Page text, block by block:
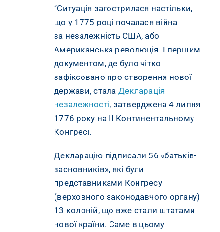
“Ситуація загострилася настільки,
що у 1775 році почалася війна
за незалежність США, або
Американська революція. І першим
документом, де було чітко
зафіксовано про створення нової
держави, стала Декларація
незалежності, затверджена 4 липня
1776 року на II Континентальному
Конгресі.
Декларацію підписали 56 «батьків-
засновників», які були
представниками Конгресу
(верховного законодавчого органу)
13 колоній, що вже стали штатами
нової країни. Саме в цьому